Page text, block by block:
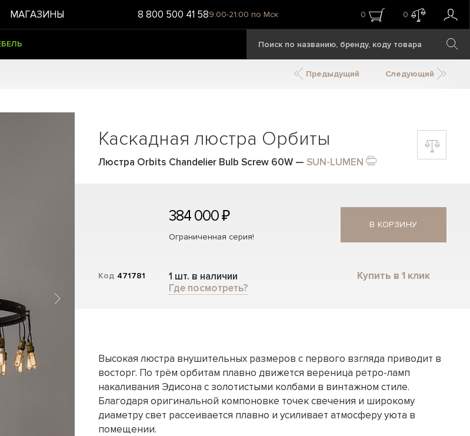
МАГАЗИНЫ 8 800 500 41 589:00-21:00 по Мск 0 0
Предыдущий Следующий
Каскадная люстра Орбиты
Люстра Orbits Chandelier Bulb Screw 60W — SUN-LUMEN
Код 471781
384 000 ₽
Ограниченная серия!
1 шт. в наличии
Где посмотреть?
В КОРЗИНУ
Купить в 1 клик
Высокая люстра внушительных размеров с первого взгляда приводит в
восторг. По трём орбитам плавно движется вереница ретро-ламп
накаливания Эдисона с золотистыми колбами в винтажном стиле.
Благодаря оригинальной компоновке точек свечения и широкому
диаметру свет рассеивается плавно и усиливает атмосферу уюта в
помещении.